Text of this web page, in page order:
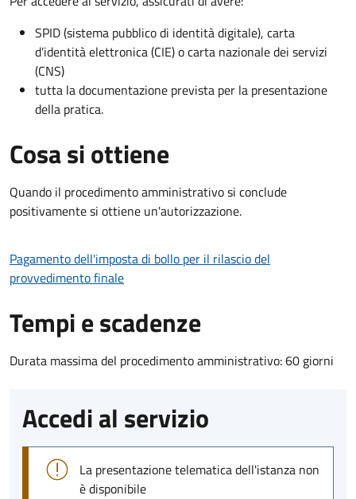
SPID (sistema pubblico di identità digitale), carta
d’identità elettronica (CIE) o carta nazionale dei servizi
(CNS)
tutta la documentazione prevista per la presentazione
della pratica.
Cosa si ottiene
Quando il procedimento amministrativo si conclude
positivamente si ottiene un'autorizzazione.
Pagamento dell'imposta di bollo per il rilascio del
provvedimento finale
Tempi e scadenze
Durata massima del procedimento amministrativo: 60 giorni
Accedi al servizio
La presentazione telematica dell'istanza non
è disponibile